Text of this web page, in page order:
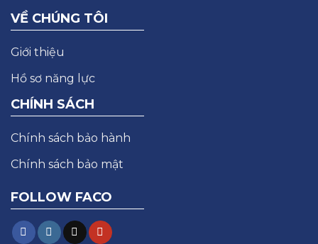
VỀ CHÚNG TÔI
Giới thiệu
Hồ sơ năng lực
CHÍNH SÁCH
Chính sách bảo hành
Chính sách bảo mật
FOLLOW FACO